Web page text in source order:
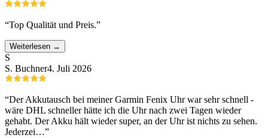
“Top Qualität und Preis.”
Weiterlesen →
S
S. Buchner4. Juli 2026
“Der Akkutausch bei meiner Garmin Fenix Uhr war sehr schnell -
wäre DHL schneller hätte ich die Uhr nach zwei Tagen wieder
gehabt. Der Akku hält wieder super, an der Uhr ist nichts zu sehen.
Jederzei…”